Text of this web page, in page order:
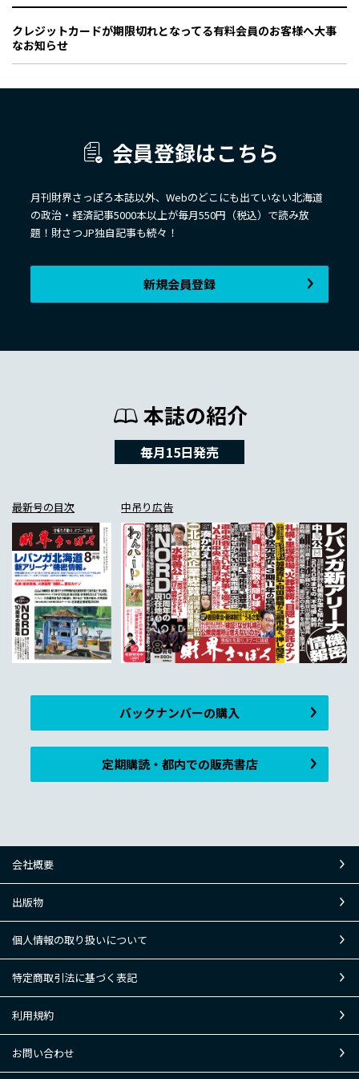
クレジットカードが期限切れとなってる有料会員のお客様へ大事
なお知らせ
会員登録はこちら
月刊財界さっぽろ本誌以外、Webのどこにも出ていない北海道
の政治・経済記事5000本以上が毎月550円（税込）で読み放
題！財さつJP独自記事も続々！
新規会員登録
本誌の紹介
毎月15日発売
最新号の目次 中吊り広告
バックナンバーの購入
定期購読・都内での販売書店
会社概要
出版物
個人情報の取り扱いについて
特定商取引法に基づく表記
利用規約
お問い合わせ